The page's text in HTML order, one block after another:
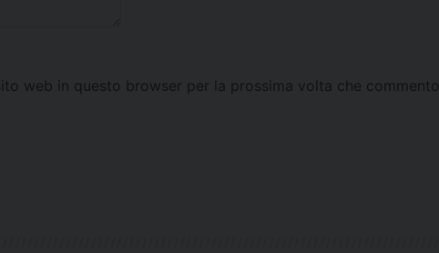
web in questo browser per la prossima volta che commento.